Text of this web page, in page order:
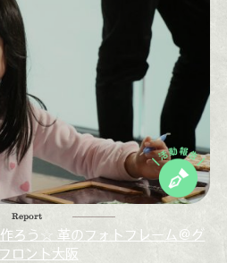
Report
作ろう☆ 革のフォトフレーム＠グ
ロント大阪